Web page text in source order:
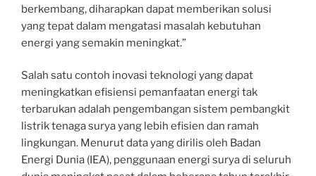
berkembang, diharapkan dapat memberikan solusi
yang tepat dalam mengatasi masalah kebutuhan
energi yang semakin meningkat.”
Salah satu contoh inovasi teknologi yang dapat
meningkatkan efisiensi pemanfaatan energi tak
terbarukan adalah pengembangan sistem pembangkit
listrik tenaga surya yang lebih efisien dan ramah
lingkungan. Menurut data yang dirilis oleh Badan
Energi Dunia (IEA), penggunaan energi surya di seluruh